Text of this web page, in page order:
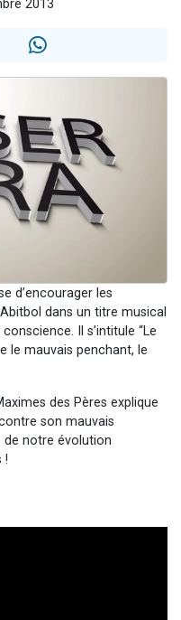
son Maasser
un don pour Tsédaka : pauvres d'Israel
2013
d’encourager les
dans un titre musical
Il s’intitule “Le
le mauvais penchant, le
des Pères explique
son mauvais
de notre évolution
!